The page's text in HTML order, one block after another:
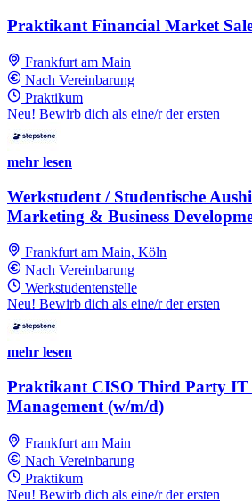
Praktikant Financial Market
Frankfurt am Main
Nach Vereinbarung
Praktikum
Neu! Bewirb dich als eine/r der ersten
mehr lesen
Werkstudent / Studentische
Marketing & Business
Frankfurt am Main, Köln
Nach Vereinbarung
Werkstudentenstelle
Neu! Bewirb dich als eine/r der ersten
mehr lesen
Praktikant CISO Third Party IT
Management (w/m/d)
Frankfurt am Main
Nach Vereinbarung
Praktikum
Neu! Bewirb dich als eine/r der ersten